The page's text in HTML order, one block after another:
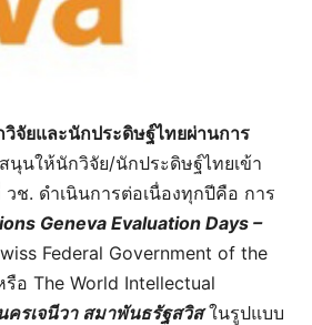
จัยและนักประดิษฐ์ไทยผ่านการ
นุนให้นักวิจัย/นักประดิษฐ์ไทยเข้า
ช. ดำเนินการต่อเนื่องทุกปีคือ การ
Geneva Evaluation Days –
Federal Government of the
อ The World Intellectual
รเจนีวา สมาพันธรัฐสวิสในรูปแบบ